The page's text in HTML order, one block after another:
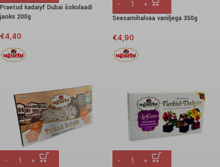
Praetud kadaiyf Dubai šokolaadi
jaoks 200g
€4,40
Seesamihalvaa vaniljega 350g
€4,90